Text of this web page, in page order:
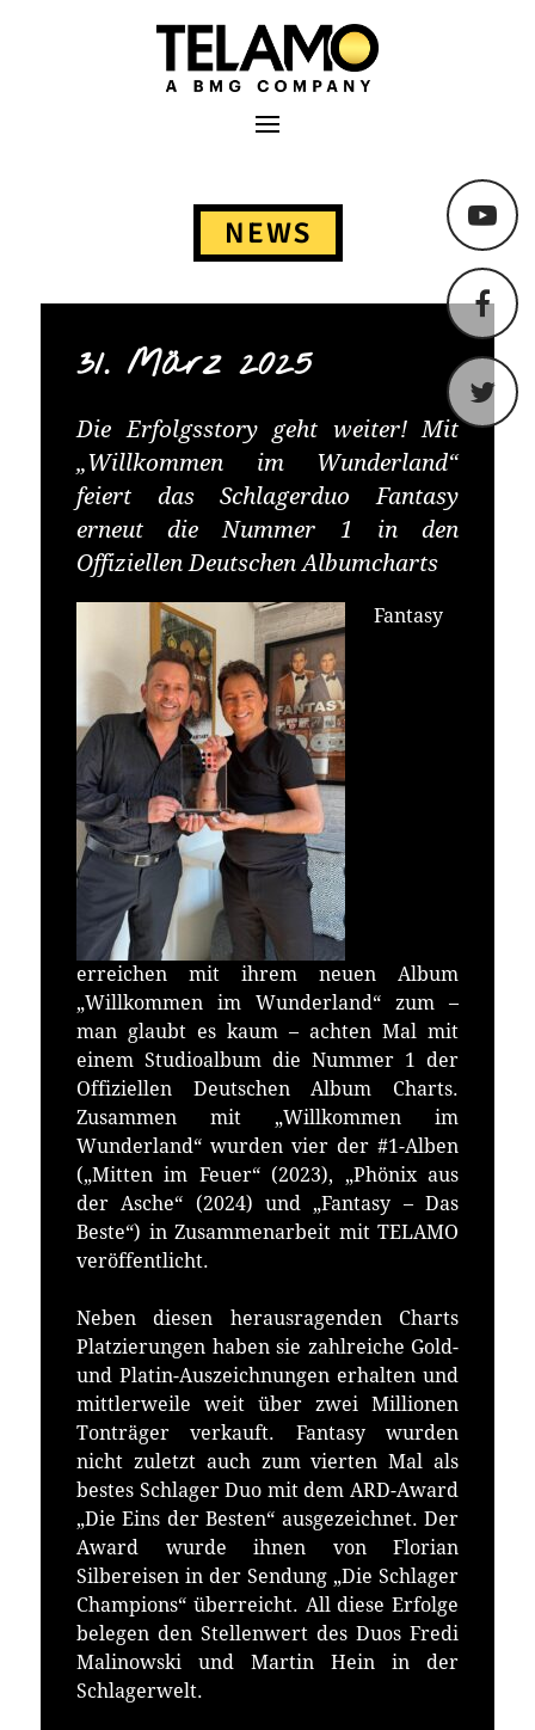
TELAMO
Primäres Menü
NEWS
31. März 2025
Die Erfolgsstory geht weiter! Mit
„Willkommen im Wunderland“
feiert das Schlagerduo Fantasy
erneut die Nummer 1 in den
Offiziellen Deutschen Albumcharts
Fantasy
erreichen mit ihrem neuen Album
„Willkommen im Wunderland“ zum –
man glaubt es kaum – achten Mal mit
einem Studioalbum die Nummer 1 der
Offiziellen Deutschen Album Charts.
Zusammen mit „Willkommen im
Wunderland“ wurden vier der #1-Alben
(„Mitten im Feuer“ (2023), „Phönix aus
der Asche“ (2024) und „Fantasy – Das
Beste“) in Zusammenarbeit mit TELAMO
veröffentlicht.
Neben diesen herausragenden Charts
Platzierungen haben sie zahlreiche Gold-
und Platin-Auszeichnungen erhalten und
mittlerweile weit über zwei Millionen
Tonträger verkauft. Fantasy wurden
nicht zuletzt auch zum vierten Mal als
bestes Schlager Duo mit dem ARD-Award
„Die Eins der Besten“ ausgezeichnet. Der
Award wurde ihnen von Florian
Silbereisen in der Sendung „Die Schlager
Champions“ überreicht. All diese Erfolge
belegen den Stellenwert des Duos Fredi
Malinowski und Martin Hein in der
Schlagerwelt.